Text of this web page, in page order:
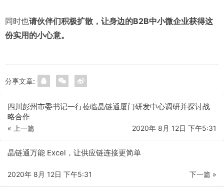
同时也请伙伴们积极扩散，让身边的B2B中小微企业获得这
份实用的小心意。
分享文章:
四川彭州市委书记一行莅临晶链通厦门研发中心调研并探讨战
略合作
« 上一篇 2020年 8月 12日 下午5:31
晶链通万能 Excel，让供应链连接更简单
下一篇 »
2020年 8月 12日 下午5:31